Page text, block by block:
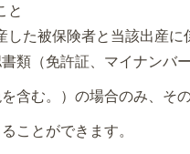
と
した被保険者と当該出産に
類（免許証、マイナンバ
含む。）の場合のみ、そ
ことができます。